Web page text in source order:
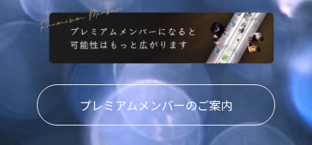
プレミアムメンバーのご案内